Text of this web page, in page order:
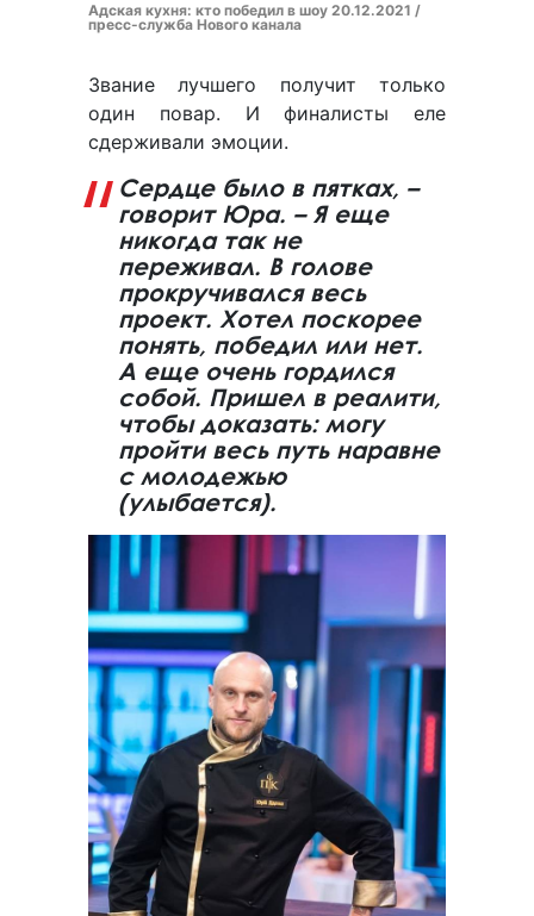
Адская кухня: кто победил в шоу 20.12.2021 /
пресс-служба Нового канала
Звание лучшего получит только
один повар. И финалисты еле
сдерживали эмоции.
Сердце было в пятках, –
говорит Юра. – Я еще
никогда так не
переживал. В голове
прокручивался весь
проект. Хотел поскорее
понять, победил или нет.
А еще очень гордился
собой. Пришел в реалити,
чтобы доказать: могу
пройти весь путь наравне
с молодежью
(улыбается).